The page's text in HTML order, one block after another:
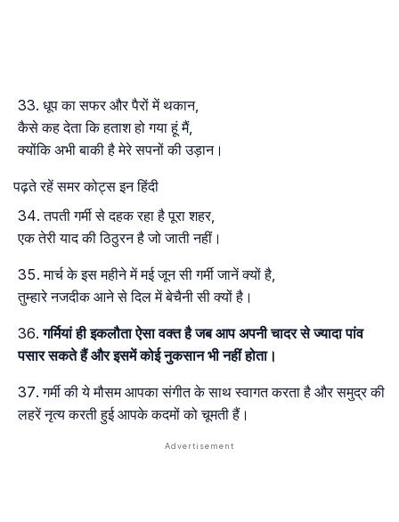
धूप का सफर और पैरों में थकान,
कैसे कह देता कि हताश हो गया हूं मैं,
क्योंकि अभी बाकी है मेरे सपनों की उड़ान।
पढ़ते रहें समर कोट्स इन हिंदी
तपती गर्मी से दहक रहा है पूरा शहर,
एक तेरी याद की ठिठुरन है जो जाती नहीं।
मार्च के इस महीने में मई जून सी गर्मी जानें क्यों है,
तुम्हारे नजदीक आने से दिल में बेचैनी सी क्यों है।
गर्मियां ही इकलौता ऐसा वक्त है जब आप अपनी चादर से ज्यादा पांव
पसार सकते हैं और इसमें कोई नुकसान भी नहीं होता।
गर्मी की ये मौसम आपका संगीत के साथ स्वागत करता है और समुद्र की
लहरें नृत्य करती हुई आपके कदमों को चूमती हैं।